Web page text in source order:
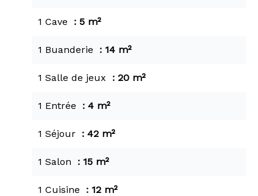
1 Cave 5 m²
1 Buanderie 14 m²
1 Salle de jeux 20 m²
1 Entrée 4 m²
1 Séjour 42 m²
1 Salon 15 m²
1 Cuisine 12 m²